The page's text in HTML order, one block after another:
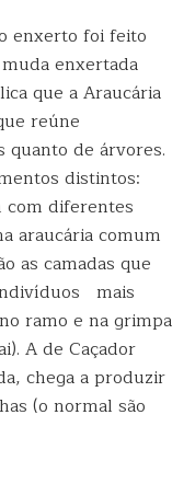
enxerto foi feito
enxertada
que a Araucária
reúne
quanto de árvores.
distintos:
com diferentes
araucária comum
as camadas que
mais
ramo e na grimpa
A de Caçador
chega a produzir
(o normal são